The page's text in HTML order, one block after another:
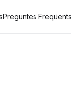
Preguntes